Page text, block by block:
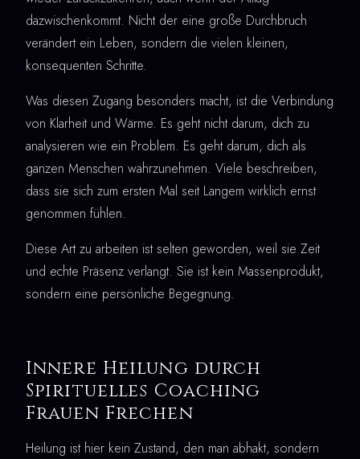
dazwischenkommt. Nicht der eine große Durchbruch
verändert ein Leben, sondern die vielen kleinen,
konsequenten Schritte.
Was diesen Zugang besonders macht, ist die Verbindung
von Klarheit und Wärme. Es geht nicht darum, dich zu
analysieren wie ein Problem. Es geht darum, dich als
ganzen Menschen wahrzunehmen. Viele beschreiben,
dass sie sich zum ersten Mal seit Langem wirklich ernst
genommen fühlen.
Diese Art zu arbeiten ist selten geworden, weil sie Zeit
und echte Präsenz verlangt. Sie ist kein Massenprodukt,
sondern eine persönliche Begegnung.
Innere Heilung durch
Spirituelles Coaching
Frauen Frechen
Heilung ist hier kein Zustand, den man abhakt, sondern